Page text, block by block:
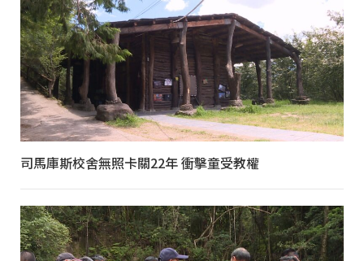
司馬庫斯校舍無照卡關22年 衝擊童受教權